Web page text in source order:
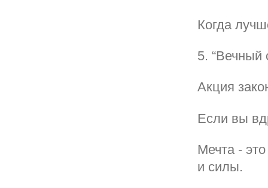
Когда
5. “Вечный
Акция
Если вы
Мечта -
и силы.